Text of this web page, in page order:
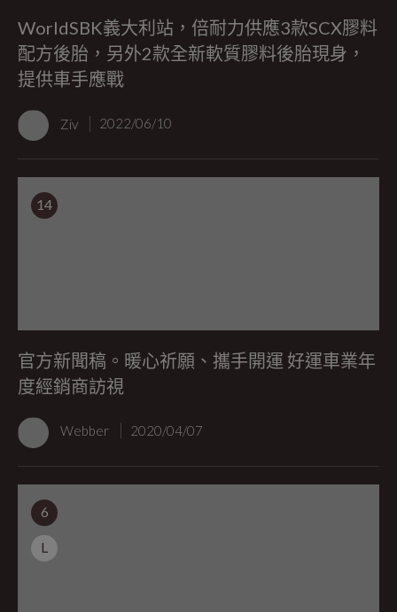
WorldSBK義大利站，倍耐力供應3款SCX膠料
配方後胎，另外2款全新軟質膠料後胎現身，
提供車手應戰
Ziv 2022/06/10
14
官方新聞稿。暖心祈願、攜手開運 好運車業年
度經銷商訪視
Webber 2020/04/07
6
L